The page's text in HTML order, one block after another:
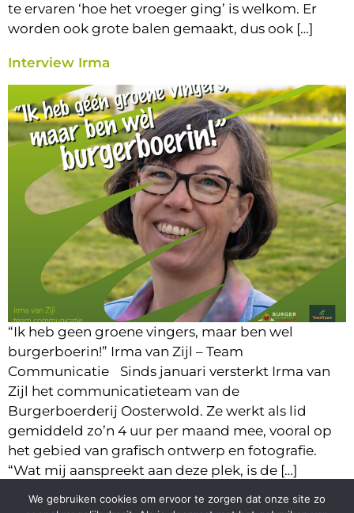
te ervaren ‘hoe het vroeger ging’ is welkom. Er
worden ook grote balen gemaakt, dus ook […]
Interview Irma
“Ik heb geen groene vingers, maar ben wel
burgerboerin!” Irma van Zijl – Team
Communicatie Sinds januari versterkt Irma van
Zijl het communicatieteam van de
Burgerboerderij Oosterwold. Ze werkt als lid
gemiddeld zo’n 4 uur per maand mee, vooral op
het gebied van grafisch ontwerp en fotografie.
“Wat mij aanspreekt aan deze plek, is de […]
We gebruiken cookies om ervoor te zorgen dat onze site zo